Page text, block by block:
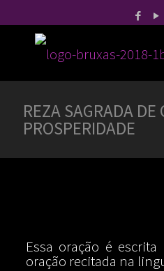
REZA SAGRADA DE
PROSPERIDADE
Essa oração é
oração recitada na